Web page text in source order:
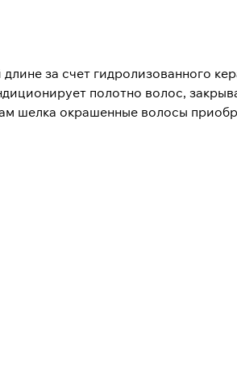
за счет гидролизованного
полотно волос,
шелка окрашенные волосы